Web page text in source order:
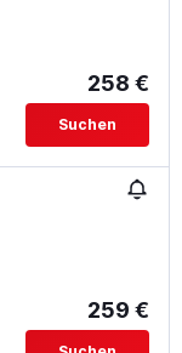
258 €
Suchen
259 €